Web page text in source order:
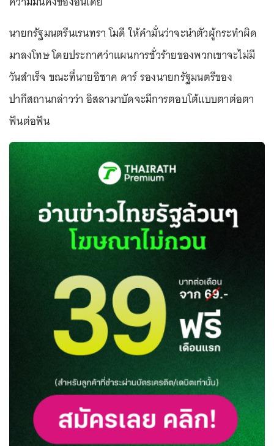
นายกรัฐมนตรีนเรนทรา โมดี ให้คำมั่นว่าจะนำตัวผู้กระทำผิด
มาลงโทษ โดยประกาศว่าแผนการชั่วร้ายของพวกเขาจะไม่มี
วันสำเร็จ ขณะที่นายอิชาค ดาร์ รองนายกรัฐมนตรีของ
ปากีสถานกล่าวว่า อิสลามาบัดจะมีการตอบโต้แบบตาต่อตา
ฟันต่อฟัน